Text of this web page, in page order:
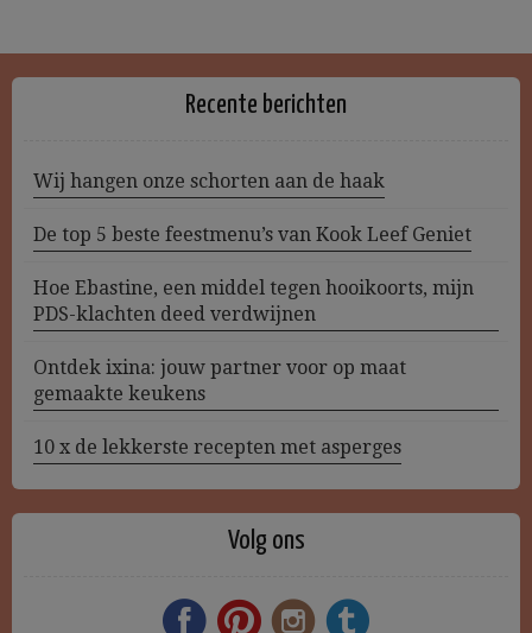
Recente berichten
Wij hangen onze schorten aan de haak
De top 5 beste feestmenu’s van Kook Leef Geniet
Hoe Ebastine, een middel tegen hooikoorts, mijn
PDS-klachten deed verdwijnen
Ontdek ixina: jouw partner voor op maat
gemaakte keukens
10 x de lekkerste recepten met asperges
Volg ons